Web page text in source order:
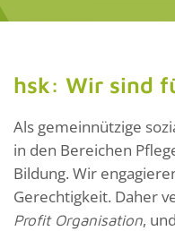
hsk: Wir sind
Als gemeinnützige
in den Bereichen
Bildung. Wir
Gerechtigkeit. Daher
Profit Organisation,